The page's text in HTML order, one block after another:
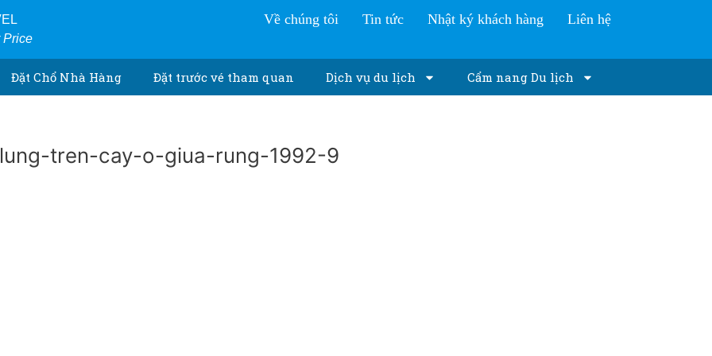
Price
Về chúng tôi Tin tức Nhật ký khách hàng Liên hệ
Đặt Chổ Nhà Hàng Đặt trước vé tham quan Dịch vụ du lịch Cẩm nang Du lịch
tren-cay-o-giua-rung-1992-9